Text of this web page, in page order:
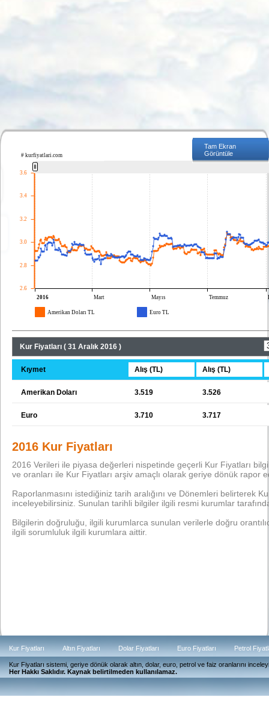
Tam Ekran
Görüntüle
Kur Fiyatları ( 31 Aralık 2016 )
Kıymet Alış (TL) Alış (TL)
Amerikan Doları 3.519 3.526
Euro 3.710 3.717
2016 Kur Fiyatları
2016 Verileri ile piyasa değerleri nispetinde geçerli Kur Fiyatları
ve oranları ile Kur Fiyatları arşiv amaçlı olarak geriye dönük rapor
Raporlanmasını istediğiniz tarih aralığını ve Dönemleri belirterek
inceleyebilirsiniz. Sunulan tarihli bilgiler ilgili resmi kurumlar
Bilgilerin doğruluğu, ilgili kurumlarca sunulan verilerle doğru
ilgili sorumluluk ilgili kurumlara aittir.
Güncel
Kur Fiyatları Altın Fiyatları Dolar Fiyatları Euro Fiyatları Petrol
Kur Fiyatları sistemi, geriye dönük olarak altın, dolar, euro, petrol ve faiz oranlarını
Her Hakkı Saklıdır. Kaynak belirtilmeden kullanılamaz.